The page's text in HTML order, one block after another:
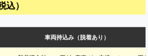
込）
車両持込み（脱着あり）